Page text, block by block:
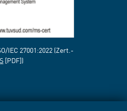
IEC 27001:2022 (Zert.-
[PDF])